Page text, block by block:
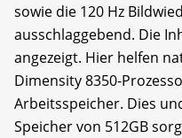
sowie die 120 Hz
ausschlaggebend. Die
angezeigt. Hier helfen
Dimensity 8350-
Arbeitsspeicher. Dies
Speicher von 512GB